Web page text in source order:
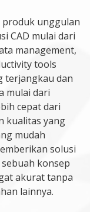
produk unggulan
CAD mulai dari
management,
tools
terjangkau dan
mulai dari
cepat dari
kualitas yang
mudah
solusi
konsep
akurat tanpa
lainnya.